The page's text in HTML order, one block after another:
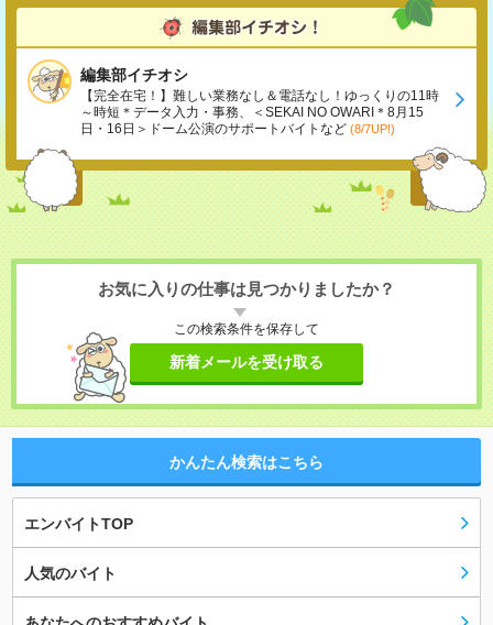
編集部イチオシ
【完全在宅！】難しい業務なし＆電話なし！ゆっくりの11時
～時短＊データ入力・事務、＜SEKAI NO OWARI＊8月15
日・16日＞ドーム公演のサポートバイトなど (8/7UP!)
お気に入りの仕事は見つかりましたか？
この検索条件を保存して
新着メールを受け取る
かんたん検索はこちら
エンバイトTOP
人気のバイト